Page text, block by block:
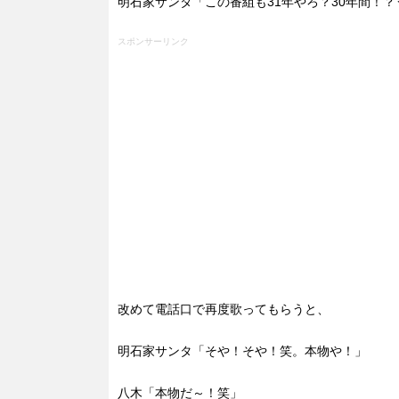
スポンサーリンク
改めて電話口で再度歌ってもらうと、
明石家サンタ「そや！そや！笑。本物や！」
八木「本物だ～！笑」